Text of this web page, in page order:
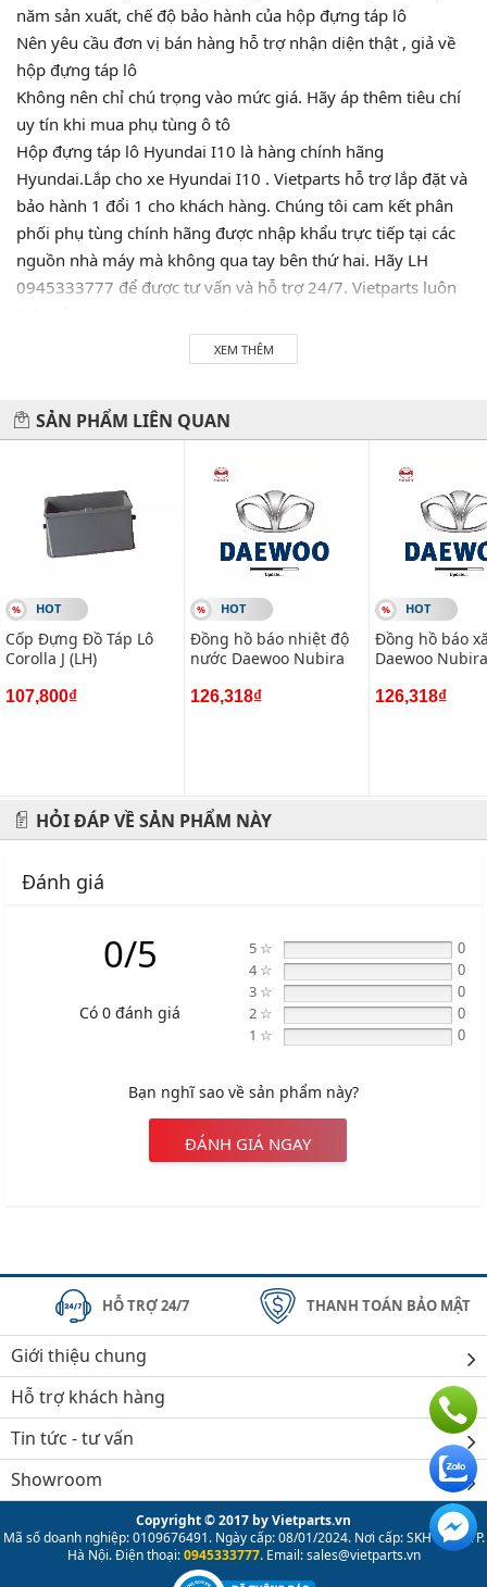
năm sản xuất, chế độ bảo hành của hộp đựng táp lô
Nên yêu cầu đơn vị bán hàng hỗ trợ nhận diện thật , giả về
hộp đựng táp lô
Không nên chỉ chú trọng vào mức giá. Hãy áp thêm tiêu chí
uy tín khi mua phụ tùng ô tô
Hộp đựng táp lô Hyundai I10 là hàng chính hãng
Hyundai.Lắp cho xe Hyundai I10 . Vietparts hỗ trợ lắp đặt và
bảo hành 1 đổi 1 cho khách hàng. Chúng tôi cam kết phân
phối phụ tùng chính hãng được nhập khẩu trực tiếp tại các
nguồn nhà máy mà không qua tay bên thứ hai. Hãy LH
0945333777 để được tư vấn và hỗ trợ 24/7. Vietparts luôn
đáo nhất.
#vietparts #ascgroup #phutungotodungxuatxurochatluong
#phugiaoto #phutungoto
-------------------------------------------------------
phụ kiện và phụ gia xe hơi.
Địa chỉ: 434 Trần Khát Chân- Hai Bà Trưng- Hà Nội
XEM THÊM
SẢN PHẨM LIÊN QUAN
HOT
Cốp Đựng Đồ Táp Lô
Corolla J (LH)
107,800₫
HOT
Đồng hồ báo nhiệt độ
nước Daewoo Nubira
126,318₫
HOT
Đồng hồ báo
Daewoo Nubira
126,318₫
HỎI ĐÁP VỀ SẢN PHẨM NÀY
Đánh giá
0/5
Có 0 đánh giá
5 ☆ 0
4 ☆ 0
3 ☆ 0
2 ☆ 0
1 ☆ 0
Bạn nghĩ sao về sản phẩm này?
ĐÁNH GIÁ NGAY
HỖ TRỢ 24/7 THANH TOÁN BẢO MẬT
Giới thiệu chung
Hỗ trợ khách hàng
Tin tức - tư vấn
Showroom
Copyright © 2017 by Vietparts.vn
Mã số doanh nghiệp: 0109676491. Ngày cấp: 08/01/2024. Nơi cấp: SKH & ĐT TP.
Hà Nội. Điện thoại:0945333777. Email: sales@vietparts.vn